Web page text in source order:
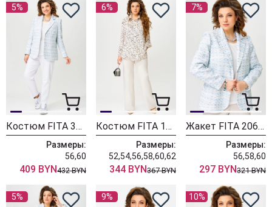
5%
Костюм FITA 3021 белый+голубой
Размеры:
56,60
409 BYN432 BYN
6%
Костюм FITA 1793 бежевый
Размеры:
52,54,56,58,60,62
344 BYN367 BYN
7%
Жакет FITA 20661 бело голубой
Размеры:
56,58,60
297 BYN321 BYN
5% 9% 10%